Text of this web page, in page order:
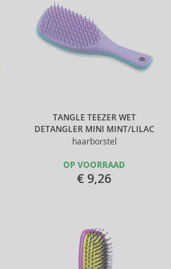
TANGLE TEEZER WET
DETANGLER MINI MINT/LILAC
haarborstel
OP VOORRAAD
€ 9,26